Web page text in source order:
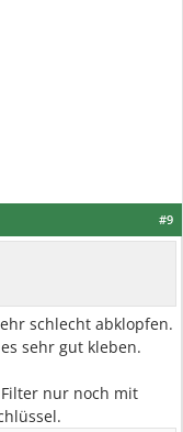
#9
schlecht abklopfen.
sehr gut kleben.
nur noch mit